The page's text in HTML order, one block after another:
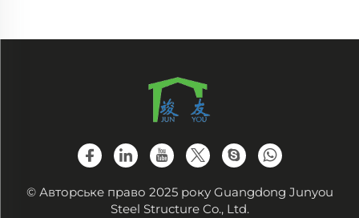
© Авторське право 2025 року Guangdong Junyou
Steel Structure Co., Ltd.